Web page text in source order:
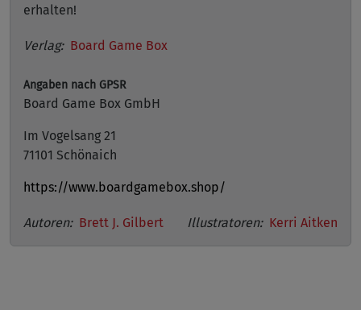
erhalten!
Verlag: Board Game Box
Angaben nach GPSR
Board Game Box GmbH
Im Vogelsang 21
71101 Schönaich
https://www.boardgamebox.shop/
Autoren: Brett J. Gilbert Illustratoren: Kerri Aitken